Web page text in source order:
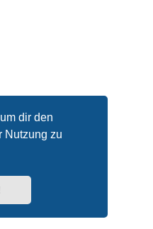
dir den
Nutzung zu